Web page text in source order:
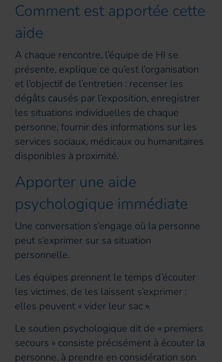
Comment est apportée cette
aide
A chaque rencontre, l’équipe de HI se
présente, explique ce qu’est l’organisation
et l’objectif de l’entretien : recenser les
dégâts causés par l’exposition, enregistrer
les situations individuelles de chaque
personne, fournir des informations sur les
services sociaux, médicaux ou humanitaires
disponibles à proximité.
Apporter une aide
psychologique immédiate
Une conversation s’engage où la personne
peut s’exprimer sur sa situation
personnelle.
Les équipes prennent le temps d’écouter
les victimes, de les laissent s’exprimer :
elles peuvent « vider leur sac ».
Le soutien psychologique dit de « premiers
secours » consiste précisément à écouter la
personne, à prendre en considération son